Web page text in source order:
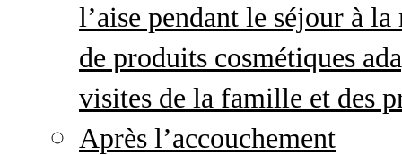
l’aise pendant le séjour à
de produits cosmétiques
visites de la famille et des
Après l’accouchement